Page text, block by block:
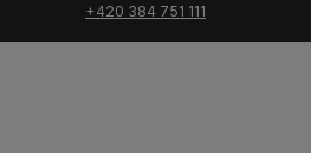
+420 384 751 111